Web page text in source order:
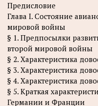
Предисловие
Глава I. Состояние
мировой войны
§ 1. Предпосылки
второй мировой войны
§ 2. Характеристика
§ 3. Характеристика
§ 4. Характеристика
§ 5. Краткая
Германии и Франции